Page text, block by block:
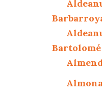
Bartolomé